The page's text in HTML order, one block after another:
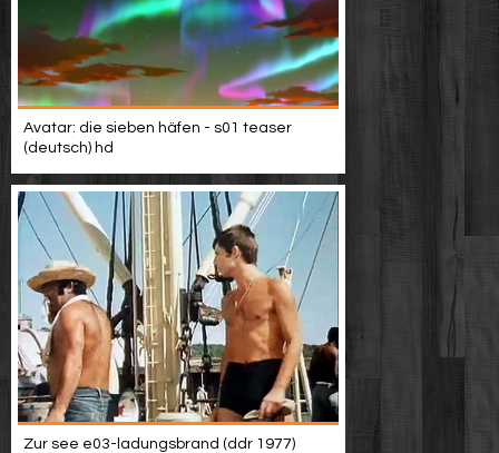
Avatar: die sieben häfen - s01 teaser
(deutsch) hd
Zur see e03-ladungsbrand (ddr 1977)